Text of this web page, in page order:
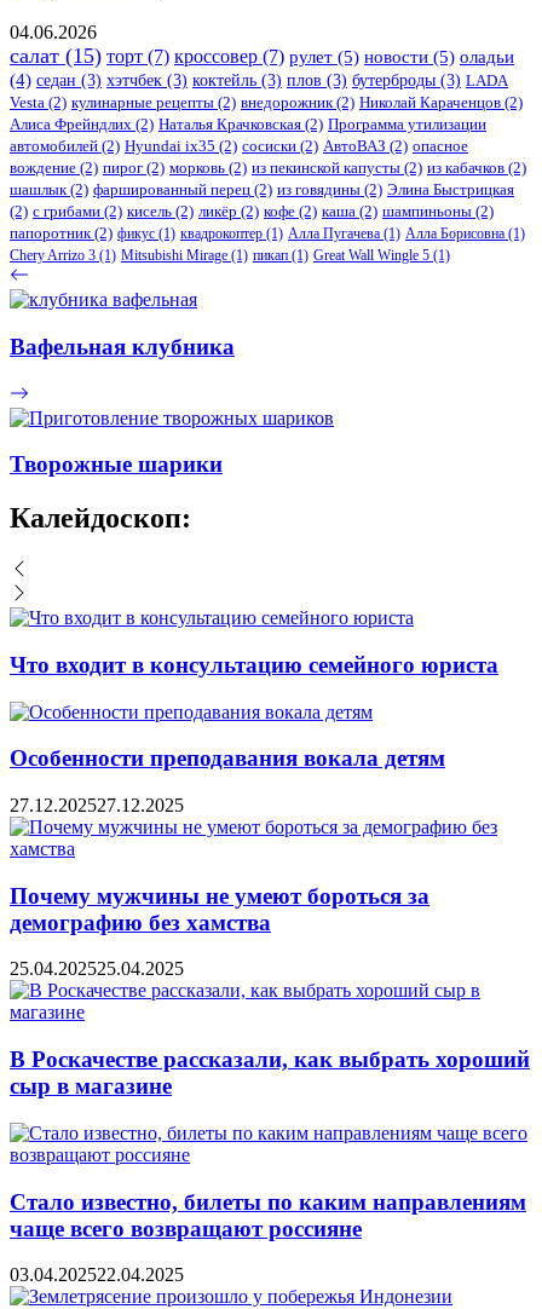
04.06.2026
салат (15) торт (7) кроссовер (7) рулет (5) новости (5) оладьи
(4) седан (3) хэтчбек (3) коктейль (3) плов (3) бутерброды (3) LADA
Vesta (2) кулинарные рецепты (2) внедорожник(2) Николай Караченцов (2)
Алиса Фрейндлих (2) Наталья Крачковская (2) Программа утилизации
автомобилей (2) ​Hyundai ix35 (2) сосиски (2) АвтоВАЗ (2) опасное
вождение (2) пирог (2) морковь (2) из пекинской капусты (2) из кабачков (2)
шашлык(2) фаршированный перец (2) из говядины (2) Элина Быстрицкая
(2) с грибами (2) кисель (2) ликёр (2) кофе (2) каша (2) шампиньоны (2)
папоротник(2) фикус (1) квадрокоптер (1) Алла Пугачева (1) Алла Борисовна (1)
Chery Arrizo 3 (1) Mitsubishi Mirage (1) пикап (1) Great Wall Wingle 5 (1)
Вафельная клубника
Творожные шарики
Калейдоскоп:
Что входит в консультацию семейного юриста
Особенности преподавания вокала детям
27.12.202527.12.2025
Почему мужчины не умеют бороться за
демографию без хамства
25.04.202525.04.2025
В Роскачестве рассказали, как выбрать хороший
сыр в магазине
Стало известно, билеты по каким направлениям
чаще всего возвращают россияне
03.04.202522.04.2025